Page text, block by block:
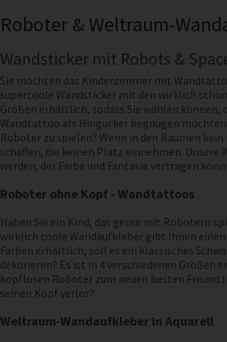
Roboter & Weltraum-
Wandsticker mit Robots &
Sie möchten das Kinderzimmer mit
supercoole Wandsticker mit den wirklich
Größen erhältlich, sodass Sie wählen können,
Wandtattoo als Hingucker begnügen
Roboter zu spielen? Wenn in den Räumen
schaffen, die keinen Platz einnehmen.
werden, der Farbe und Fantasie vertragen
Roboter ohne Kopf - Wandtattoos
Haben Sie ein Kind, das gerne mit Robotern
wirklich coole Wandaufkleber gibt Ihnen
Farben erhältlich, soll es ein klassisches
dekorieren? Es ist in 4 verschiedenen Größen
kopflosen Roboter zum neuen besten Freund
seinen Kopf verlor?
Weltraum-Wandaufkleber in Aquarell